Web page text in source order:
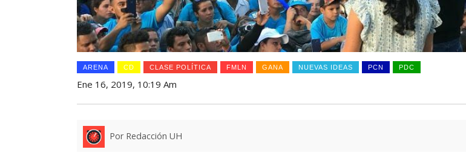
ARENA CD CLASE POLÍTICA FMLN GANA NUEVAS IDEAS PCN PDC
Ene 16, 2019, 10:19 Am
Por Redacción UH